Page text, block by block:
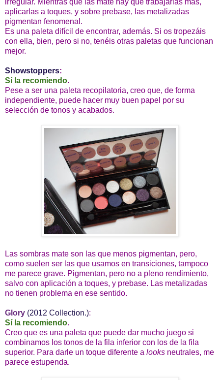
aplicarlas a toques, y sobre prebase, las metalizadas
pigmentan fenomenal.
Es una paleta difícil de encontrar, además. Si os tropezáis
con ella, bien, pero si no, tenéis otras paletas que funcionan
mejor.
Showstoppers:
Sí la recomiendo.
Pese a ser una paleta recopilatoria, creo que, de forma
independiente, puede hacer muy buen papel por su
selección de tonos y acabados.
Las sombras mate son las que menos pigmentan, pero,
como suelen ser las que usamos en transiciones, tampoco
me parece grave. Pigmentan, pero no a pleno rendimiento,
salvo con aplicación a toques, y prebase. Las metalizadas
no tienen problema en ese sentido.
Glory (2012 Collection.):
Sí la recomiendo.
Creo que es una paleta que puede dar mucho juego si
combinamos los tonos de la fila inferior con los de la fila
superior. Para darle un toque diferente a looks neutrales, me
parece estupenda.